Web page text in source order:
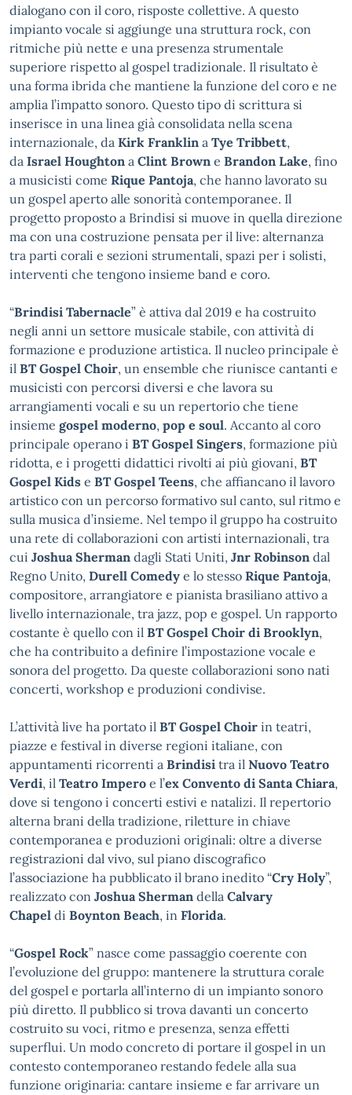
dialogano con il coro, risposte collettive. A questo
impianto vocale si aggiunge una struttura rock, con
ritmiche più nette e una presenza strumentale
superiore rispetto al gospel tradizionale. Il risultato è
una forma ibrida che mantiene la funzione del coro e ne
amplia l’impatto sonoro. Questo tipo di scrittura si
inserisce in una linea già consolidata nella scena
internazionale, da Kirk Franklin a Tye Tribbett,
da Israel Houghton a Clint Brown e Brandon Lake, fino
a musicisti come Rique Pantoja, che hanno lavorato su
un gospel aperto alle sonorità contemporanee. Il
progetto proposto a Brindisi si muove in quella direzione
ma con una costruzione pensata per il live: alternanza
tra parti corali e sezioni strumentali, spazi per i solisti,
interventi che tengono insieme band e coro.
“Brindisi Tabernacle” è attiva dal 2019 e ha costruito
negli anni un settore musicale stabile, con attività di
formazione e produzione artistica. Il nucleo principale è
il BT Gospel Choir, un ensemble che riunisce cantanti e
musicisti con percorsi diversi e che lavora su
arrangiamenti vocali e su un repertorio che tiene
insieme gospel moderno, pop e soul. Accanto al coro
principale operano i BT Gospel Singers, formazione più
ridotta, e i progetti didattici rivolti ai più giovani, BT
Gospel Kids e BT Gospel Teens, che affiancano il lavoro
artistico con un percorso formativo sul canto, sul ritmo e
sulla musica d’insieme. Nel tempo il gruppo ha costruito
una rete di collaborazioni con artisti internazionali, tra
cui Joshua Sherman dagli Stati Uniti, Jnr Robinson dal
Regno Unito, Durell Comedy e lo stesso Rique Pantoja,
compositore, arrangiatore e pianista brasiliano attivo a
livello internazionale, tra jazz, pop e gospel. Un rapporto
costante è quello con il BT Gospel Choir di Brooklyn,
che ha contribuito a definire l’impostazione vocale e
sonora del progetto. Da queste collaborazioni sono nati
concerti, workshop e produzioni condivise.
L’attività live ha portato il BT Gospel Choir in teatri,
piazze e festival in diverse regioni italiane, con
appuntamenti ricorrenti a Brindisi tra il Nuovo Teatro
Verdi, il Teatro Impero e l’ex Convento di Santa Chiara,
dove si tengono i concerti estivi e natalizi. Il repertorio
alterna brani della tradizione, riletture in chiave
contemporanea e produzioni originali: oltre a diverse
registrazioni dal vivo, sul piano discografico
l’associazione ha pubblicato il brano inedito “Cry Holy”,
realizzato con Joshua Sherman della Calvary
Chapel di Boynton Beach, in Florida.
“Gospel Rock” nasce come passaggio coerente con
l’evoluzione del gruppo: mantenere la struttura corale
del gospel e portarla all’interno di un impianto sonoro
più diretto. Il pubblico si trova davanti un concerto
costruito su voci, ritmo e presenza, senza effetti
superflui. Un modo concreto di portare il gospel in un
contesto contemporaneo restando fedele alla sua
funzione originaria: cantare insieme e far arrivare un